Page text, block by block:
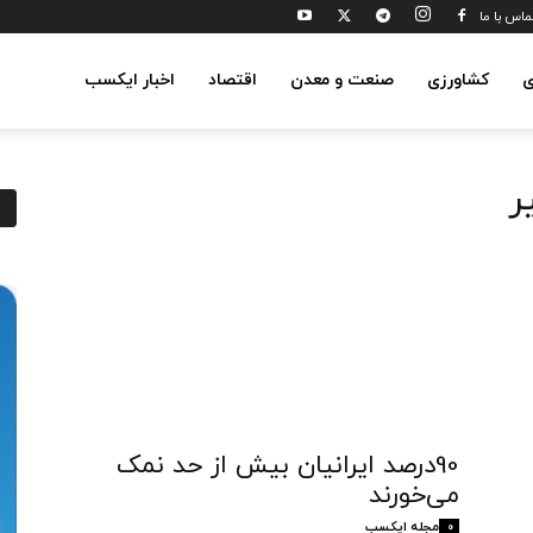
با ما
اخبار ایکسب اقتصاد صنعت و معدن کشاورزی
90درصد ایرانیان بیش از حد نمک
می‌خورند
مجله ایکسب 0